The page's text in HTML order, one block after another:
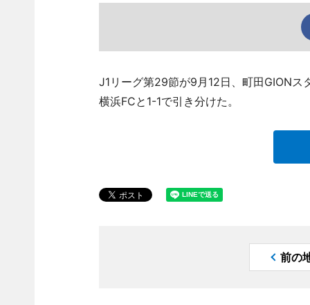
J1リーグ第29節が9月12日、町田GIONス
横浜FCと1-1で引き分けた。
前の